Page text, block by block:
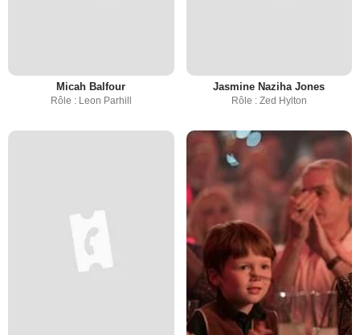
Micah Balfour
Rôle : Leon Parhill
Jasmine Naziha Jones
Rôle : Zed Hylton